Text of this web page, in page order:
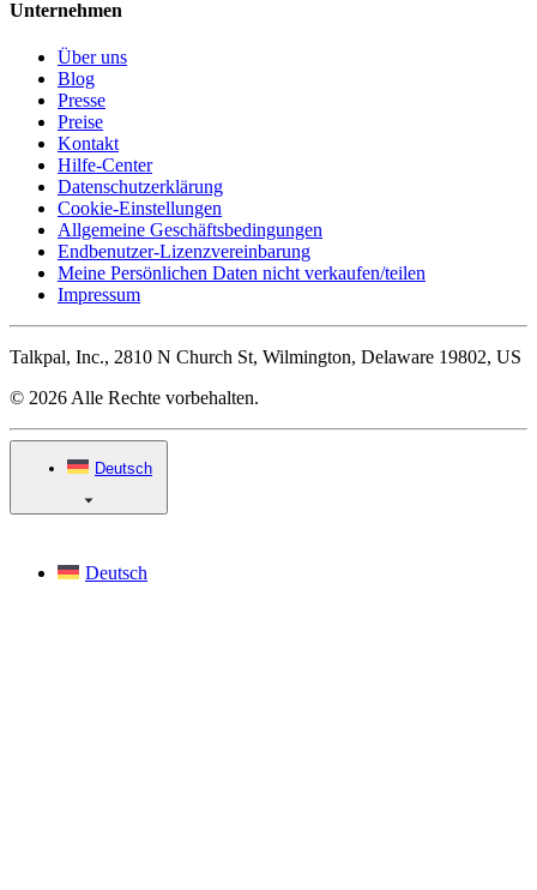
Unternehmen
Über uns
Blog
Presse
Preise
Kontakt
Hilfe-Center
Datenschutzerklärung
Cookie-Einstellungen
Allgemeine Geschäftsbedingungen
Endbenutzer-Lizenzvereinbarung
Meine Persönlichen Daten nicht verkaufen/teilen
Impressum
Talkpal, Inc., 2810 N Church St, Wilmington, Delaware 19802, US
© 2026 Alle Rechte vorbehalten.
Deutsch
Deutsch